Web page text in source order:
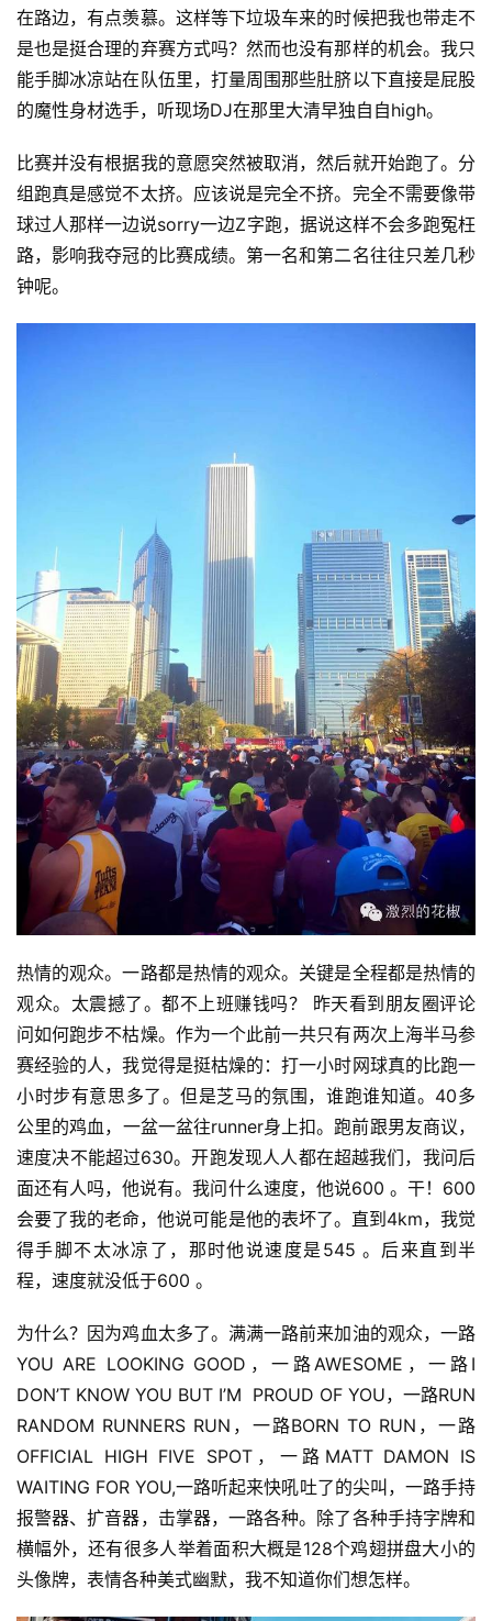
频
用
精
选
运
动
在路边，有点羡慕。这样等下垃圾车来的时候把我也带走不
是也是挺合理的弃赛方式吗？然而也没有那样的机会。我只
能手脚冰凉站在队伍里，打量周围那些肚脐以下直接是屁股
的魔性身材选手，听现场DJ在那里大清早独自自high。
比赛并没有根据我的意愿突然被取消，然后就开始跑了。分
组跑真是感觉不太挤。应该说是完全不挤。完全不需要像带
球过人那样一边说sorry一边Z字跑，据说这样不会多跑冤枉
路，影响我夺冠的比赛成绩。第一名和第二名往往只差几秒
钟呢。
热情的观众。一路都是热情的观众。关键是全程都是热情的
观众。太震撼了。都不上班赚钱吗？ 昨天看到朋友圈评论
问如何跑步不枯燥。作为一个此前一共只有两次上海半马参
赛经验的人，我觉得是挺枯燥的：打一小时网球真的比跑一
小时步有意思多了。但是芝马的氛围，谁跑谁知道。40多
公里的鸡血，一盆一盆往runner身上扣。跑前跟男友商议，
速度决不能超过630。开跑发现人人都在超越我们，我问后
面还有人吗，他说有。我问什么速度，他说600 。干！600
会要了我的老命，他说可能是他的表坏了。直到4km，我觉
得手脚不太冰凉了，那时他说速度是545 。后来直到半
程，速度就没低于600 。
为什么？因为鸡血太多了。满满一路前来加油的观众，一路
YOU ARE LOOKING GOOD，一路AWESOME，一路I
DON’T KNOW YOU BUT I’M  PROUD OF YOU，一路RUN
RANDOM RUNNERS RUN，一路BORN TO RUN，一路
OFFICIAL HIGH FIVE SPOT，一路MATT DAMON IS
WAITING FOR YOU,一路听起来快吼吐了的尖叫，一路手持
报警器、扩音器，击掌器，一路各种。除了各种手持字牌和
横幅外，还有很多人举着面积大概是128个鸡翅拼盘大小的
头像牌，表情各种美式幽默，我不知道你们想怎样。